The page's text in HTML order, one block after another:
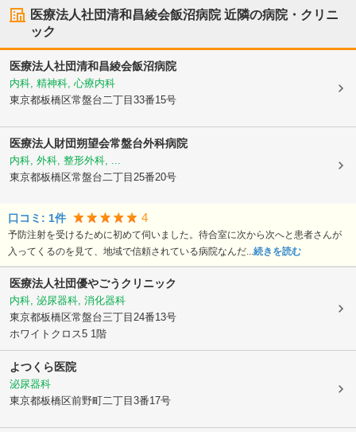
医療法人社団清和昌綾会飯沼病院近隣の病院・クリニ
ック
医療法人社団清和昌綾会飯沼病院
内科, 精神科, 心療内科
東京都板橋区常盤台二丁目33番15号
医療法人財団朔望会常盤台外科病院
内科, 外科, 整形外科, ...
東京都板橋区常盤台二丁目25番20号
口コミ: 1件 4
予防注射を受けるために初めて伺いました。待合室に次から次へと患者さんが
入ってくるのを見て、地域で信頼されている病院なんだ...続きを読む
医療法人社団優やごうクリニック
内科, 泌尿器科, 消化器科
東京都板橋区常盤台三丁目24番13号
ホワイトクロス5 1階
よつくら医院
泌尿器科
東京都板橋区前野町二丁目3番17号